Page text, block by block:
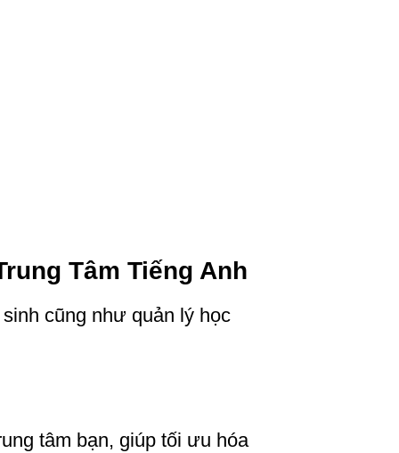
Tâm Tiếng Anh
cũng như quản lý học
tâm bạn, giúp tối ưu hóa